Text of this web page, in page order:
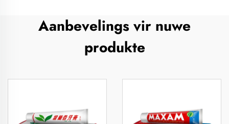
Aanbevelings vir nuwe
produkte